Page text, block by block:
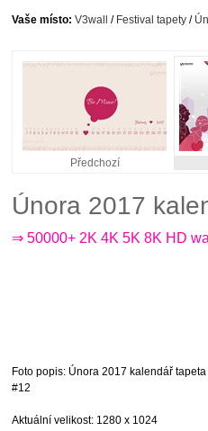
Vaše místo: V3wall / Festival tapety /
Předchozí
Února 2017
⇒ 50000+ 2K 4K 5K 8K HD
Foto popis: Února 2017 kalendář tapeta
#12
Aktuální velikost: 1280 x 1024